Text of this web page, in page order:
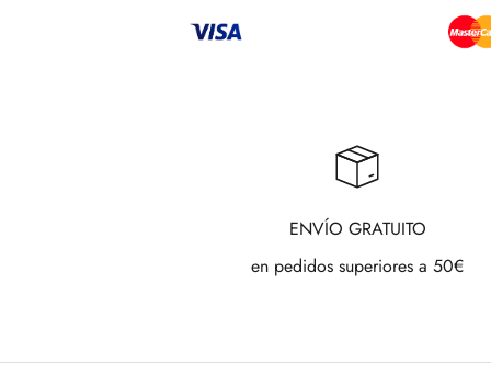
ENVÍO GRATUITO
en pedidos superiores a 50€